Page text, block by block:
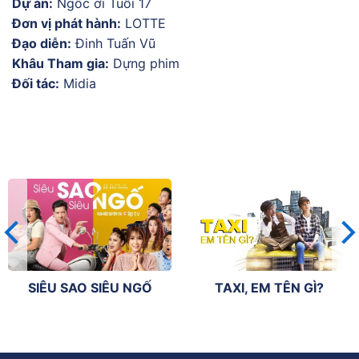
Dự án: Ngốc ơi Tuổi 17
Đơn vị phát hành: LOTTE
Đạo diễn: Đinh Tuấn Vũ
Khâu Tham gia: Dựng phim
Đối tác: Midia
SIÊU SAO SIÊU NGỐ TAXI, EM TÊN GÌ?